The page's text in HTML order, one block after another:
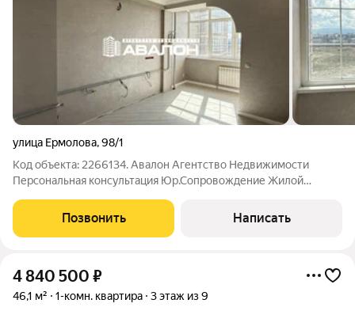
улица Ермолова,98/1
Код объекта: 2266134. Авалон Агентство Недвижимости
Персональная консультация Юр.Сопровождение Жилой
большая кухня, обилие естественного света за счет больших
окон, просторная спальня, место в
Позвонить Написать
4 840 500 ₽
46,1 м² 1-комн. квартира 3 этаж из 9